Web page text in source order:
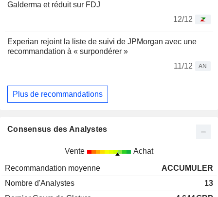
Galderma et réduit sur FDJ
12/12
Experian rejoint la liste de suivi de JPMorgan avec une
recommandation à « surpondérer »
11/12
AN
Plus de recommandations
Consensus des Analystes
Vente Achat
Recommandation moyenne
ACCUMULER
Nombre d'Analystes
13